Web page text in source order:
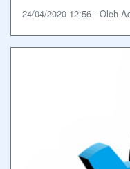
24/04/2020 12:56 - Oleh